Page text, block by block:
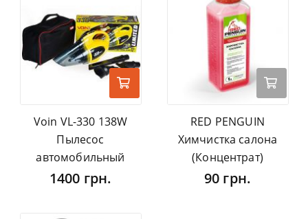
Voin VL-330 138W
Пылесос
автомобильный
1400 грн.
RED PENGUIN
Химчистка салона
(Концентрат)
90 грн.